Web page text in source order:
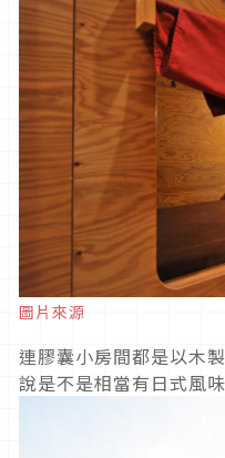
圖片來源
連膠囊小房間都是以木
說是不是相當有日式風味